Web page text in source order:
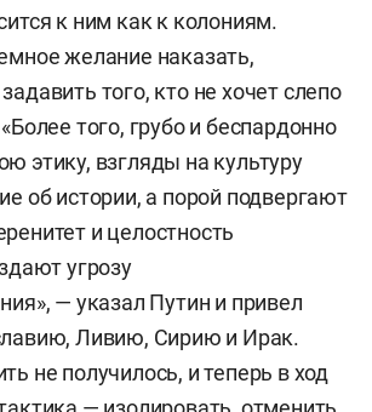
к ним как к колониям.
желание наказать,
того, кто не хочет слепо
того, грубо и беспардонно
этику, взгляды на культуру
об истории, а порой подвергают
и целостность
угрозу
— указал Путин и привел
Ливию, Сирию и Ирак.
не получилось, и теперь в ход